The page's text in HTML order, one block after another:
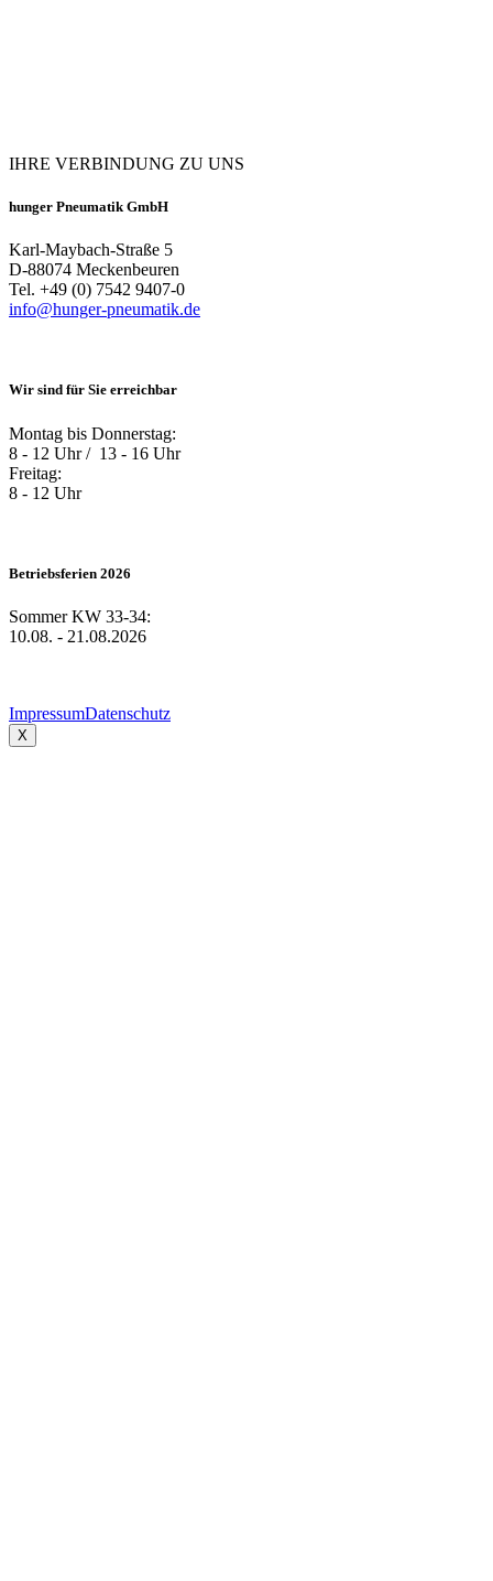
IHRE VERBINDUNG ZU UNS
hunger Pneumatik GmbH
Karl-Maybach-Straße 5
D-88074 Meckenbeuren
Tel. +49 (0) 7542 9407-0
info@hunger-pneumatik.de
Wir sind für Sie erreichbar
Montag bis Donnerstag:
8 - 12 Uhr / ­ 13 - 16 Uhr
Freitag:
8 - 12 Uhr
Betriebsferien 2026
Sommer KW 33-34:
10.08. - 21.08.2026
ImpressumDatenschutz
X